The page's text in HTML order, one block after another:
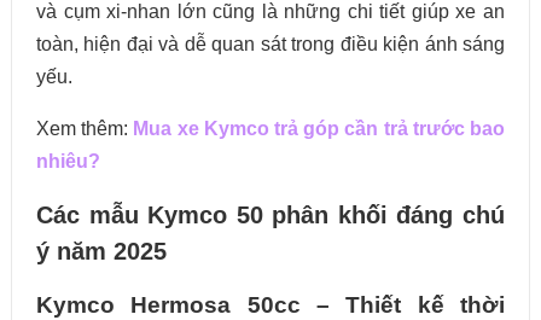
và cụm xi-nhan lớn cũng là những chi tiết giúp xe an
toàn, hiện đại và dễ quan sát trong điều kiện ánh sáng
yếu.
Xem thêm: Mua xe Kymco trả góp cần trả trước bao
nhiêu?
Các mẫu Kymco 50 phân khối đáng chú
ý năm 2025
Kymco Hermosa 50cc – Thiết kế thời